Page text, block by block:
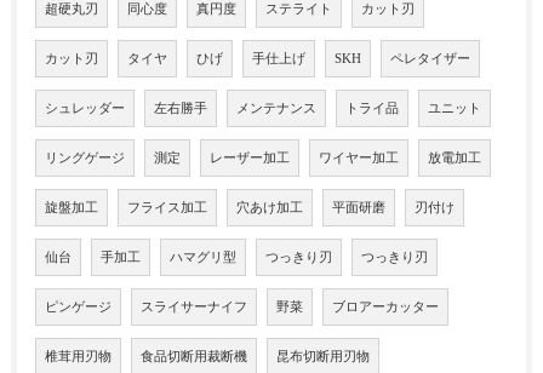
超硬丸刃 同心度 真円度 ステライト カット刃
カット刃 タイヤ ひげ 手仕上げ SKH ペレタイザー
シュレッダー 左右勝手 メンテナンス トライ品 ユニット
リングゲージ 測定 レーザー加工 ワイヤー加工 放電加工
旋盤加工 フライス加工 穴あけ加工 平面研磨 刃付け
仙台 手加工 ハマグリ型 つっきり刃 つっきり刃
ピンゲージ スライサーナイフ 野菜 ブロアーカッター
椎茸用刃物 食品切断用裁断機 昆布切断用刃物